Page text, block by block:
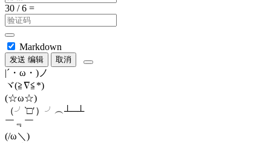
Markdown
发送 编辑 取消
|´・ω・)ノ
ヾ(≧∇≦*)ゝ
(☆ω☆)
（╯‵□′）╯︵┴─┴
￣﹃￣
(/ω＼)